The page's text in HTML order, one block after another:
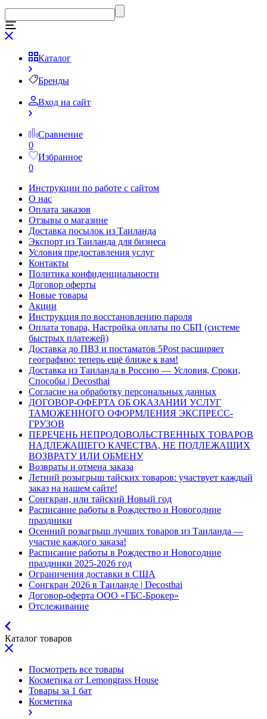
Каталог
Бренды
Вход на сайт
Сравнение
0
Избранное
0
Инструкции по работе с сайтом
О нас
Оплата заказов
Отзывы о магазине
Доставка посылок из Таиланда
Экспорт из Таиланда для бизнеса
Условия предоставления услуг
Контакты
Политика конфиденциальности
Договор оферты
Новые товары
Акции
Инструкция по восстановлению пароля
Оплата товара, Настройка оплаты по СБП (системе
быстрых платежей)
Доставка до ПВЗ и постаматов 5Post расширяет
географию: теперь ещё ближе к вам!
Доставка из Таиланда в Россию — Условия, Сроки,
Способы | Decosthai
Согласие на обработку персональных данных
ДОГОВОР-ОФЕРТА ОБ ОКАЗАНИИ УСЛУГ
ТАМОЖЕННОГО ОФОРМЛЕНИЯ ЭКСПРЕСС-
ГРУЗОВ
ПЕРЕЧЕНЬ НЕПРОДОВОЛЬСТВЕННЫХ ТОВАРОВ
НАДЛЕЖАЩЕГО КАЧЕСТВА, НЕ ПОДЛЕЖАЩИХ
ВОЗВРАТУ ИЛИ ОБМЕНУ
Возвраты и отмена заказа
Летний розыгрыш тайских товаров: участвует каждый
заказ на нашем сайте!
Сонгкран, или тайский Новый год
Расписание работы в Рождество и Новогодние
праздники
Осенний розыгрыш лучших товаров из Таиланда —
участие каждого заказа!
Расписание работы в Рождество и Новогодние
праздники 2025-2026 год
Ограничения доставки в США
Сонгкран 2026 в Таиланде | Decosthai
Договор-оферта ООО «ГБС-Брокер»
Отслеживание
Каталог товаров
Посмотреть все товары
Косметика от Lemongrass House
Товары за 1 бат
Косметика